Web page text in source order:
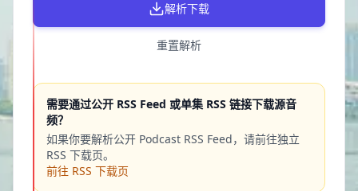
解析下载
重置解析
需要通过公开 RSS Feed 或单集 RSS 链接下载源音
频？
如果你要解析公开 Podcast RSS Feed，请前往独立
RSS 下载页。
前往 RSS 下载页